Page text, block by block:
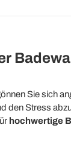
Sie sich
den Stress
hochwertige